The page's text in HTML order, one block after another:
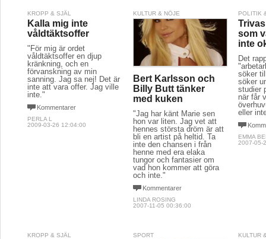
KROPP & SJÄL
Kalla mig inte
våldtäktsoffer
"För mig är ordet
våldtäktsoffer en djup
kränkning, och en
förvanskning av min
sanning. Jag sa nej! Det är
inte att vara offer. Jag ville
inte."
Kommentarer
PERLA L
2009-03-26 12:04:00
KULTUR & NÖJE
Bert Karlsson och
Billy Butt tänker
med kuken
"Jag har känt Marie sen
hon var liten. Jag vet att
hennes största dröm är att
bli en artist på heltid. Ta
inte den chansen i från
henne med era elaka
tungor och fantasier om
vad hon kommer att göra
och inte."
Kommentarer
LINDA ROSING
2007-11-05 00:36:00
POLITIK
som
inte
Det
söker
söker
studier
när får
eller
EMMA
2007-05-
KROPP & SJÄL SPORT KULTUR